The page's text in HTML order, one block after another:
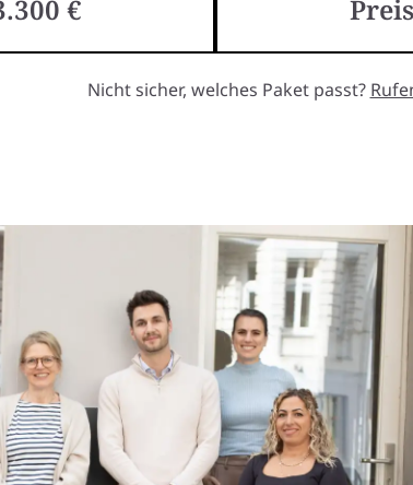
€
Nicht sicher, welches Paket passt?